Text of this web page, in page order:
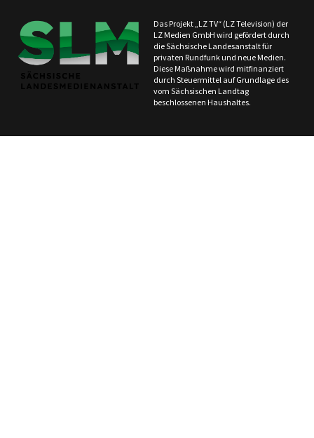
Das Projekt „LZ TV“ (LZ Television) der
LZ Medien GmbH wird gefördert durch
die Sächsische Landesanstalt für
privaten Rundfunk und neue Medien.
Diese Maßnahme wird mitfinanziert
durch Steuermittel auf Grundlage des
vom Sächsischen Landtag
beschlossenen Haushaltes.